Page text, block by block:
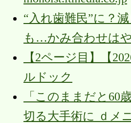
“入れ歯難民”に？
も…かみ合わせは
【2ページ目】【
ルドック
「このままだと60
切る大手術に ｄメ